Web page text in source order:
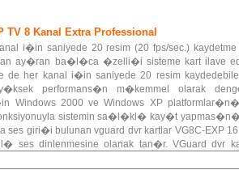
TV 8 Kanal Extra Professional
i�in saniyede 20 resim (20 fps/sec.) kaydetme
ay�ran ba�l�ca �zelli�i sisteme kart ilave
her kanal i�in saniyede 20 resim
performans�n m�kemmel olarak
2000 ve Windows XP platformlar�n�
sistemin sa�l�kl� kay�t
giri�i bulunan vguard dvr kartlar VG8C-EXP
ses dinlenmesine olanak tan�r. VGuard dvr